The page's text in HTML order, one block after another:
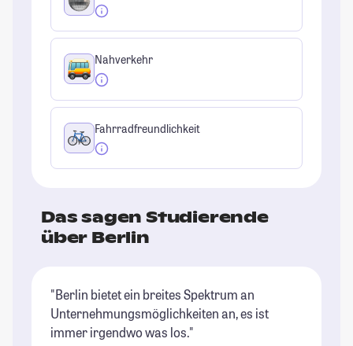
Nahverkehr
Fahrradfreundlichkeit
Das sagen Studierende
über Berlin
"Berlin bietet ein breites Spektrum an
Unternehmungsmöglichkeiten an, es ist
immer irgendwo was los."